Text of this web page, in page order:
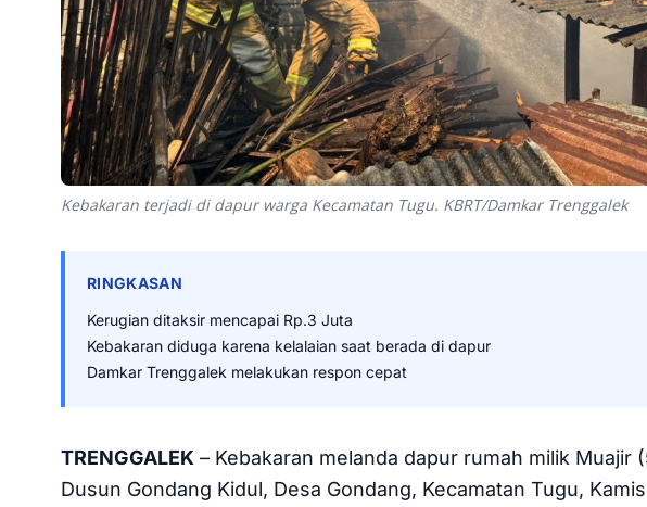
Kebakaran terjadi di dapur warga Kecamatan Tugu. KBRT/Damkar Trenggalek
RINGKASAN
Kerugian ditaksir mencapai Rp.3 Juta
Kebakaran diduga karena kelalaian saat berada di dapur
Damkar Trenggalek melakukan respon cepat
TRENGGALEK – Kebakaran melanda dapur rumah milik Muajir
Dusun Gondang Kidul, Desa Gondang, Kecamatan Tugu,